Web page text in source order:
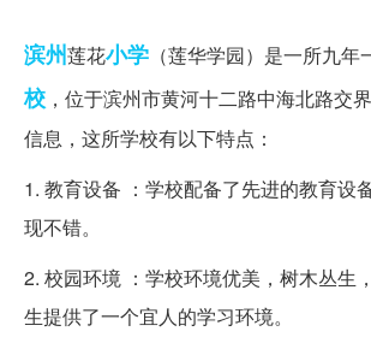
滨州莲花小学 （莲华学园）是一所九
校 ，位于滨州市黄河十二路中海北路交
信息，这所学校有以下特点：
1. 教育设备 ：学校配备了先进的教育设
现不错。
2. 校园环境 ：学校环境优美，树木丛生
生提供了一个宜人的学习环境。